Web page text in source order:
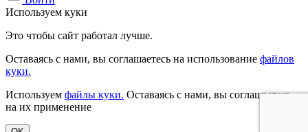
Используем куки
Это чтобы сайт работал лучше.
Оставаясь с нами, вы соглашаетесь на использование файлов
куки.
Используем файлы куки. Оставаясь с нами, вы соглашаетесь
на их применение